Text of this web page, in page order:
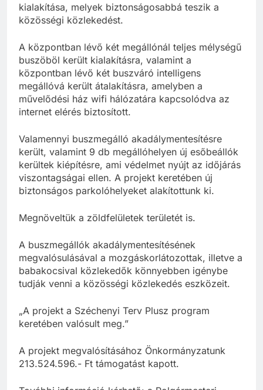
kialakítása, melyek biztonságosabbá teszik a
közösségi közlekedést.
A központban lévő két megállónál teljes mélységű
buszöböl került kialakításra, valamint a
központban lévő két buszváró intelligens
megállóvá került átalakításra, amelyben a
művelődési ház wifi hálózatára kapcsolódva az
internet elérés biztosított.
Valamennyi buszmegálló akadálymentesítésre
került, valamint 9 db megállóhelyen új esőbeállók
kerültek kiépítésre, ami védelmet nyújt az időjárás
viszontagságai ellen. A projekt keretében új
biztonságos parkolóhelyeket alakítottunk ki.
Megnöveltük a zöldfelületek területét is.
A buszmegállók akadálymentesítésének
megvalósulásával a mozgáskorlátozottak, illetve a
babakocsival közlekedők könnyebben igénybe
tudják venni a közösségi közlekedés eszközeit.
„A projekt a Széchenyi Terv Plusz program
keretében valósult meg.”
A projekt megvalósításához Önkormányzatunk
213.524.596.- Ft támogatást kapott.